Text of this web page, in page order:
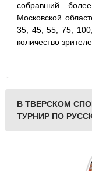
собравший
Московской
35, 45, 55, 75,
количество
В ТВЕРСКОМ
ТУРНИР ПО